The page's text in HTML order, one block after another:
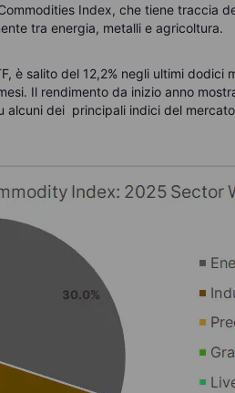
Index, che tiene traccia
tra energia, metalli e agricoltura.
è salito del 12,2% negli ultimi dodici
Il rendimento da inizio anno
alcuni dei principali indici del